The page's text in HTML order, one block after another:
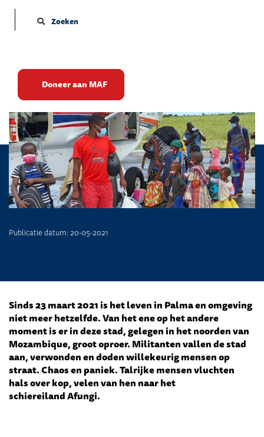
Zoeken
Doneer aan MAF
Evacuatie Mozambique
Publicatie datum: 20-05-2021
Sinds 23 maart 2021 is het leven in Palma en omgeving
niet meer hetzelfde. Van het ene op het andere
moment is er in deze stad, gelegen in het noorden van
Mozambique, groot oproer. Militanten vallen de stad
aan, verwonden en doden willekeurig mensen op
straat. Chaos en paniek. Talrijke mensen vluchten
hals over kop, velen van hen naar het
schiereiland Afungi.